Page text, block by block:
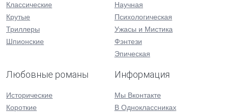
Классические
Крутые
Триллеры
Шпионские
Научная
Психологическая
Ужасы и Мистика
Фэнтези
Эпическая
Любовные романы
Исторические
Короткие
Информация
Мы Вконтакте
В Одноклассниках